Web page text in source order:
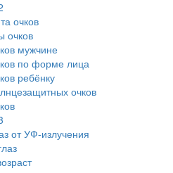
очков
очков
мужчине
по форме лица
ребёнку
очков
от УФ-излучения